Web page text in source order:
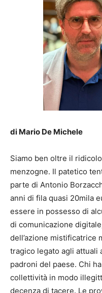
di Mario De Michele
Siamo ben oltre il
menzogne. Il patetico
parte di Antonio
anni di fila quasi 20mila
essere in possesso di
di comunicazione
dell’azione mistificatrice
tragico legato agli attuali
padroni del paese. Chi
collettività in modo
decenza di tacere. Le